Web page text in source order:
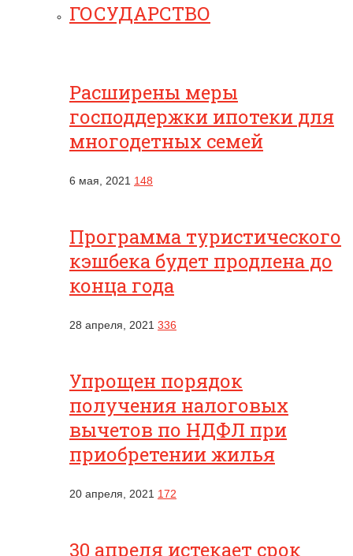
ГОСУДАРСТВО
Расширены меры
господдержки ипотеки для
многодетных семей
6 мая, 2021 148
Программа туристического
кэшбека будет продлена до
конца года
28 апреля, 2021 336
Упрощен порядок
получения налоговых
вычетов по НДФЛ при
приобретении жилья
20 апреля, 2021 172
30 апреля истекает срок